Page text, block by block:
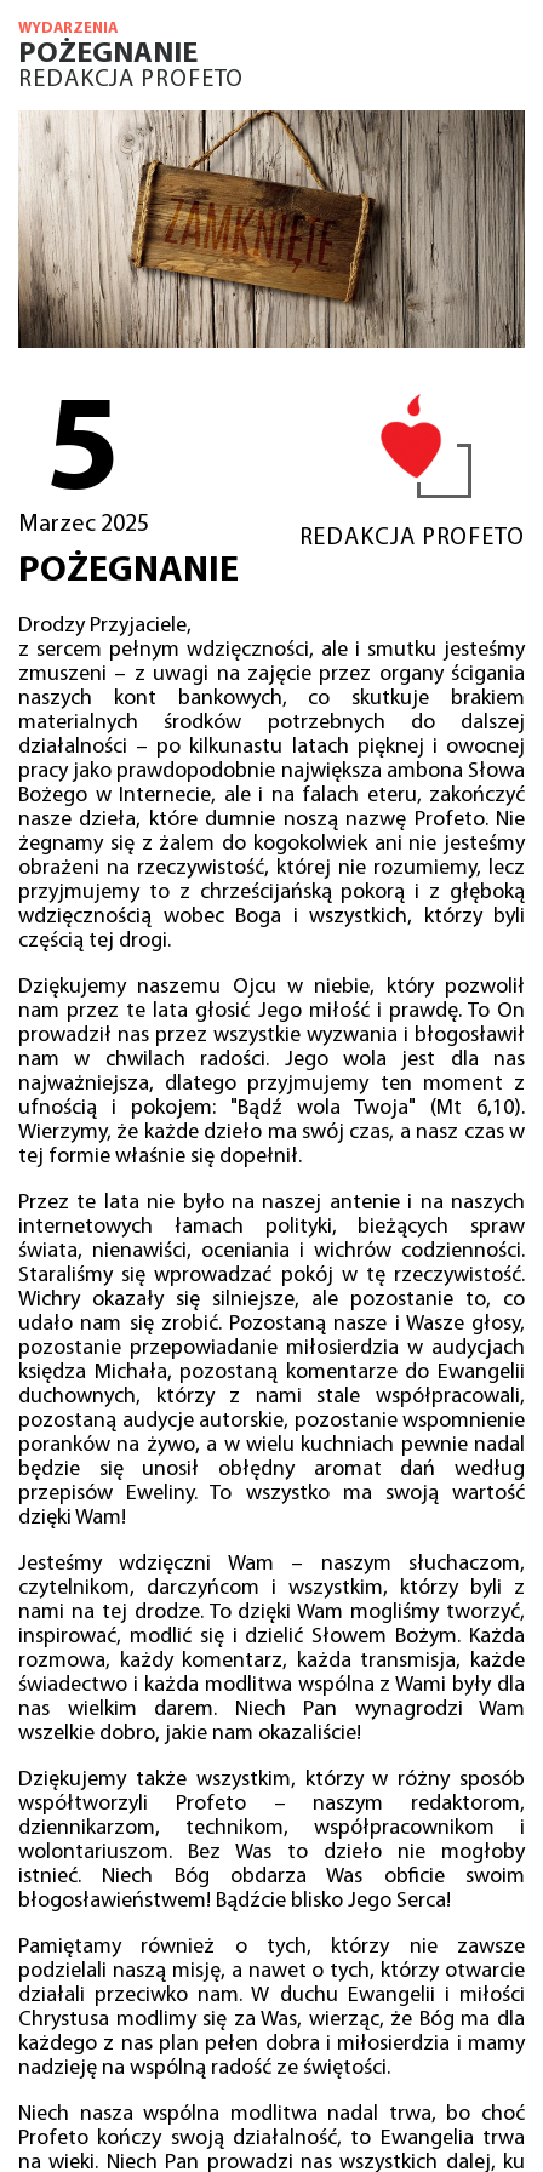
WYDARZENIA
POŻEGNANIE
REDAKCJA PROFETO
5
Marzec 2025
REDAKCJA PROFETO
POŻEGNANIE
Drodzy Przyjaciele,
z sercem pełnym wdzięczności, ale i smutku jesteśmy
zmuszeni – z uwagi na zajęcie przez organy ścigania
naszych kont bankowych, co skutkuje brakiem
materialnych środków potrzebnych do dalszej
działalności – po kilkunastu latach pięknej i owocnej
pracy jako prawdopodobnie największa ambona Słowa
Bożego w Internecie, ale i na falach eteru, zakończyć
nasze dzieła, które dumnie noszą nazwę Profeto. Nie
żegnamy się z żalem do kogokolwiek ani nie jesteśmy
obrażeni na rzeczywistość, której nie rozumiemy, lecz
przyjmujemy to z chrześcijańską pokorą i z głęboką
wdzięcznością wobec Boga i wszystkich, którzy byli
częścią tej drogi.
Dziękujemy naszemu Ojcu w niebie, który pozwolił
nam przez te lata głosić Jego miłość i prawdę. To On
prowadził nas przez wszystkie wyzwania i błogosławił
nam w chwilach radości. Jego wola jest dla nas
najważniejsza, dlatego przyjmujemy ten moment z
ufnością i pokojem: "Bądź wola Twoja" (Mt 6,10).
Wierzymy, że każde dzieło ma swój czas, a nasz czas w
tej formie właśnie się dopełnił.
Przez te lata nie było na naszej antenie i na naszych
internetowych łamach polityki, bieżących spraw
świata, nienawiści, oceniania i wichrów codzienności.
Staraliśmy się wprowadzać pokój w tę rzeczywistość.
Wichry okazały się silniejsze, ale pozostanie to, co
udało nam się zrobić. Pozostaną nasze i Wasze głosy,
pozostanie przepowiadanie miłosierdzia w audycjach
księdza Michała, pozostaną komentarze do Ewangelii
duchownych, którzy z nami stale współpracowali,
pozostaną audycje autorskie, pozostanie wspomnienie
poranków na żywo, a w wielu kuchniach pewnie nadal
będzie się unosił obłędny aromat dań według
przepisów Eweliny. To wszystko ma swoją wartość
dzięki Wam!
Jesteśmy wdzięczni Wam – naszym słuchaczom,
czytelnikom, darczyńcom i wszystkim, którzy byli z
nami na tej drodze. To dzięki Wam mogliśmy tworzyć,
inspirować, modlić się i dzielić Słowem Bożym. Każda
rozmowa, każdy komentarz, każda transmisja, każde
świadectwo i każda modlitwa wspólna z Wami były dla
nas wielkim darem. Niech Pan wynagrodzi Wam
wszelkie dobro, jakie nam okazaliście!
Dziękujemy także wszystkim, którzy w różny sposób
współtworzyli Profeto – naszym redaktorom,
dziennikarzom, technikom, współpracownikom i
wolontariuszom. Bez Was to dzieło nie mogłoby
istnieć. Niech Bóg obdarza Was obficie swoim
błogosławieństwem! Bądźcie blisko Jego Serca!
Pamiętamy również o tych, którzy nie zawsze
podzielali naszą misję, a nawet o tych, którzy otwarcie
działali przeciwko nam. W duchu Ewangelii i miłości
Chrystusa modlimy się za Was, wierząc, że Bóg ma dla
każdego z nas plan pełen dobra i miłosierdzia i mamy
nadzieję na wspólną radość ze świętości.
Niech nasza wspólna modlitwa nadal trwa, bo choć
Profeto kończy swoją działalność, to Ewangelia trwa
na wieki. Niech Pan prowadzi nas wszystkich dalej, ku